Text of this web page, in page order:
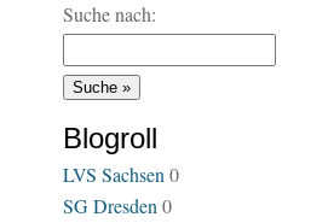
Suche nach:
Blogroll
LVS Sachsen 0
SG Dresden 0